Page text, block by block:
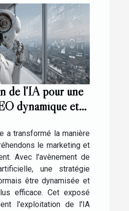
de l'IA pour une
dynamique et
a transformé la manière
le marketing et
Avec l'avènement de
une stratégie
être dynamisée et
efficace. Cet exposé
l'exploitation de l'IA